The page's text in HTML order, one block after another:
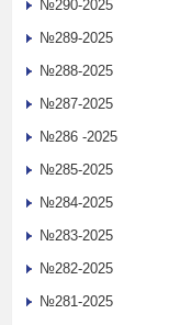
№290-2025
№289-2025
№288-2025
№287-2025
№286 -2025
№285-2025
№284-2025
№283-2025
№282-2025
№281-2025